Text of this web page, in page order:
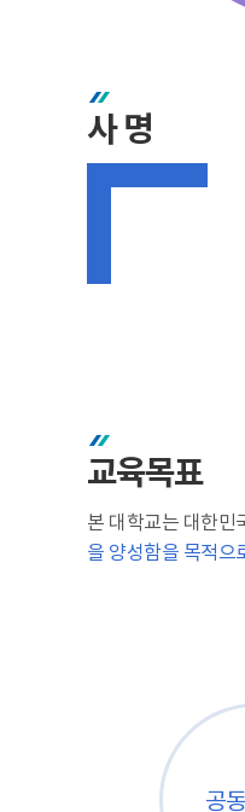
사 명
교육목표
본 대학교는 대한민
을 양성함을 목적으
공